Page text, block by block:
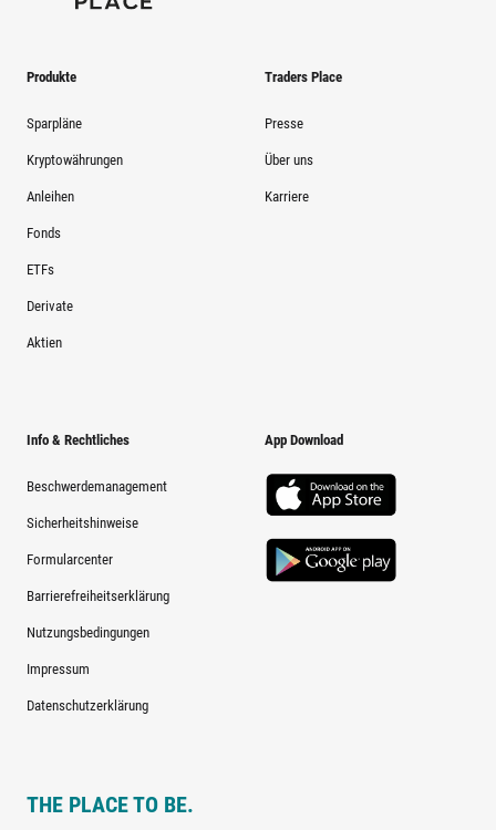
Produkte
Sparpläne
Kryptowährungen
Anleihen
Fonds
ETFs
Derivate
Aktien
Traders Place
Presse
Über uns
Karriere
Info & Rechtliches
Beschwerdemanagement
Sicherheitshinweise
Formularcenter
Barrierefreiheitserklärung
Nutzungsbedingungen
Impressum
Datenschutzerklärung
App Download
THE PLACE TO BE.